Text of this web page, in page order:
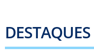
DESTAQUES